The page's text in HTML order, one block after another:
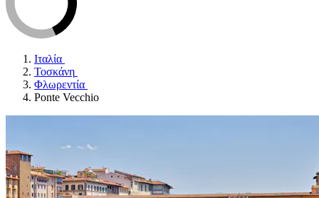
Ιταλία
Τοσκάνη
Φλωρεντία
Ponte Vecchio